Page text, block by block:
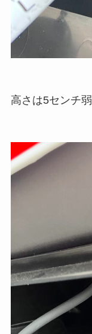
高さは5センチ弱